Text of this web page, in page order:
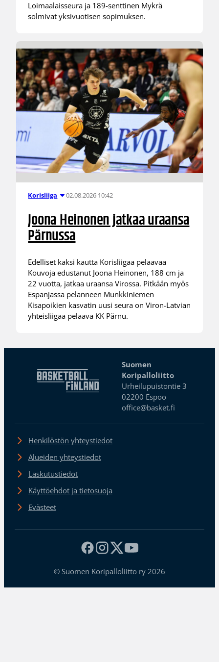
Loimaalaisseura ja 189-senttinen Mykrä
solmivat yksivuotisen sopimuksen.
Korisliiga 02.08.2026 10:42
Joona Heinonen jatkaa uraansa
Pärnussa
Edelliset kaksi kautta Korisliigaa pelaavaa
Kouvoja edustanut Joona Heinonen, 188 cm ja
22 vuotta, jatkaa uraansa Virossa. Pitkään myös
Espanjassa pelanneen Munkkiniemen
Kisapoikien kasvatin uusi seura on Viron-Latvian
yhteisliigaa pelaava KK Pärnu.
Suomen
Koripalloliitto
Urheilupuistontie 3
02200 Espoo
office@basket.fi
Henkilöstön yhteystiedot
Alueiden yhteystiedot
Laskutustiedot
Käyttöehdot ja tietosuoja
Evästeet
© Suomen Koripalloliitto ry 2026